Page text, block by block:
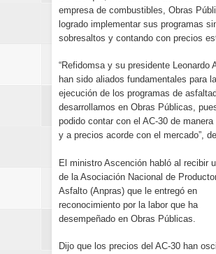
empresa de combustibles, Obras
logrado implementar sus programas
sobresaltos y contando con precios
“Refidomsa y su presidente Leonardo
han sido aliados fundamentales para la
ejecución de los programas de
desarrollamos en Obras Públicas,
podido contar con el AC-30 de manera
y a precios acorde con el mercado”,
El ministro Ascención habló al recibir
de la Asociación Nacional de
Asfalto (Anpras) que le entregó en
reconocimiento por la labor que ha
desempeñado en Obras Públicas.
Dijo que los precios del AC-30 han